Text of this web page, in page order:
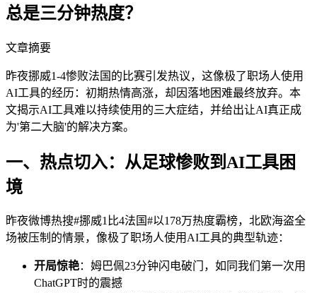
总是三分钟热度？
文章摘要
昨夜挪威1-4惨败法国的比赛引发热议，这像极了职场人使用
AI工具的经历：初期热情高涨，却因落地困难最终放弃。本
文揭示AI工具难以持续使用的三大症结，并给出让AI真正成
为'第二大脑'的解决方案。
一、热点切入：从足球惨败到AI工具困
境
昨夜微博热搜#挪威1比4法国#以178万热度霸榜，北欧海盗全
场被压制的情景，像极了职场人使用AI工具的典型轨迹：
开局惊艳：姆巴佩23分钟闪电破门，如同我们第一次用
ChatGPT时的震撼